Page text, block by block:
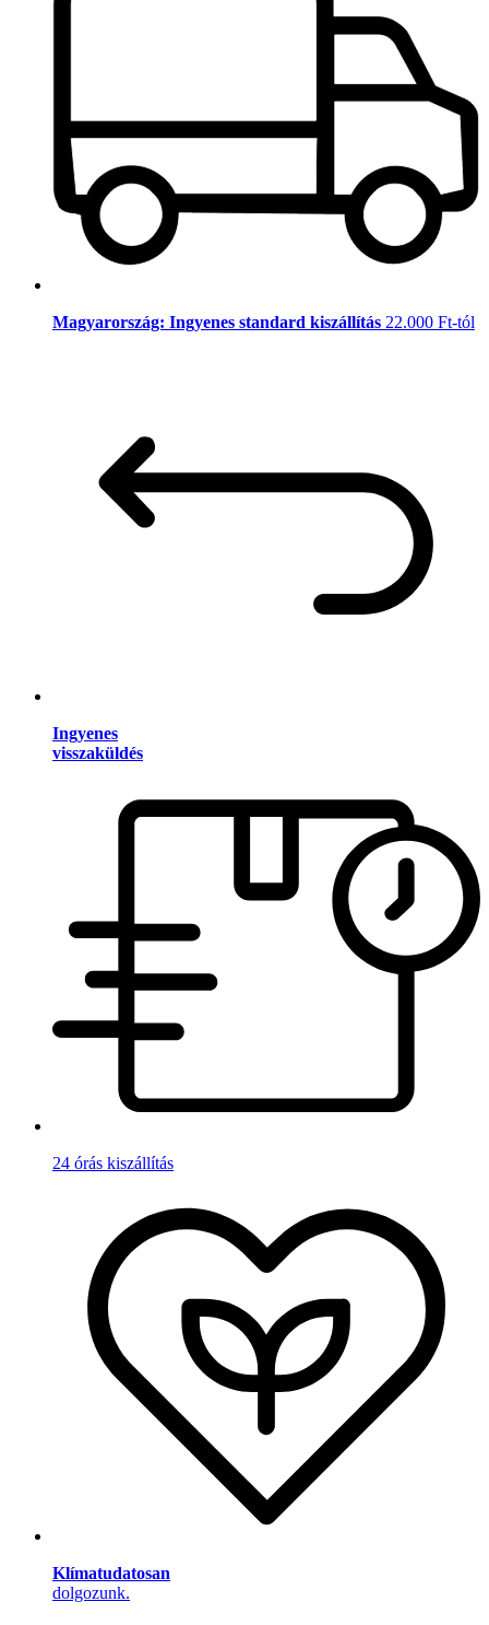
Magyarország: Ingyenes standard kiszállítás 22.000 Ft-tól
Ingyenes
visszaküldés
24 órás kiszállítás
Klímatudatosan
dolgozunk.